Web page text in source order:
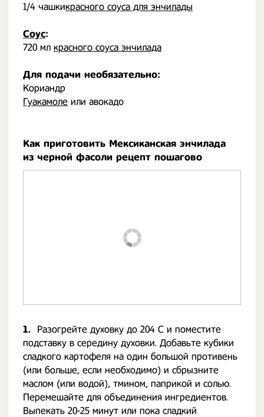
1/4 чашкикрасного соуса для энчилады
Соус:
720 мл красного соуса энчилада
Для подачи необязательно:
Кориандр
Гуакамоле или авокадо
Как приготовить Мексиканская энчилада
из черной фасоли рецепт пошагово
1.
Разогрейте духовку до 204 C и поместите
подставку в середину духовки. Добавьте кубики
сладкого картофеля на один большой противень
(или больше, если необходимо) и сбрызните
маслом (или водой), тмином, паприкой и солью.
Перемешайте для объединения ингредиентов.
Выпекать 20-25 минут или пока сладкий